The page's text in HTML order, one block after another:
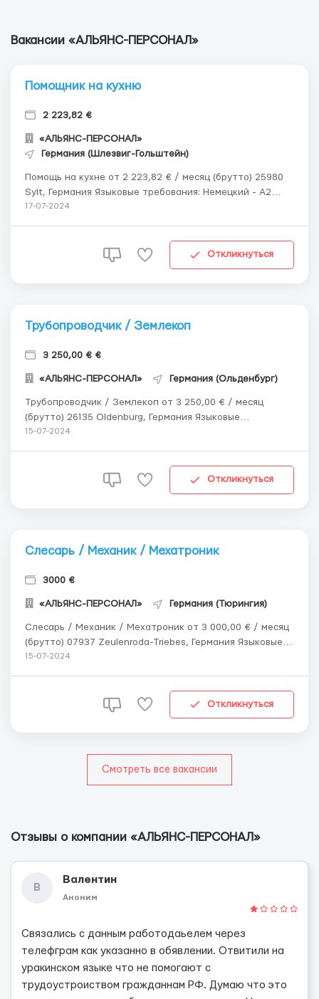
Вакансии «АЛЬЯНС-ПЕРСОНАЛ»
Помощник на кухню
2 223,82 €
«АЛЬЯНС-ПЕРСОНАЛ»
Германия (Шлезвиг-Гольштейн)
Помощь на кухне от 2 223,82 € / месяц (брутто) 25980
Sylt, Германия Языковые требования: Немецкий - A2
Описание: Для нашего отельного комплекса BSW-
обязанности 🍽️ Подготовка...
17-07-2024
Откликнуться
Трубопроводчик / Землекоп
3 250,00 € €
«АЛЬЯНС-ПЕРСОНАЛ» Германия (Ольденбург)
Трубопроводчик / Землекоп от 3 250,00 € / месяц
(брутто) 26135 Oldenburg, Германия Языковые
требования: Немецкий - A2 или Английский - A2
трубопроводов, мы ищем опытных и ква...
15-07-2024
Откликнуться
Слесарь / Механик / Мехатроник
3000 €
«АЛЬЯНС-ПЕРСОНАЛ» Германия (Тюрингия)
Слесарь / Механик / Мехатроник от 3 000,00 € / месяц
(брутто) 07937 Zeulenroda-Triebes, Германия Языковые
требования: Немецкий - B1 Описание: 💼 Обязанности:
неисправностей, уст...
15-07-2024
Откликнуться
Смотреть все вакансии
Отзывы о компании «АЛЬЯНС-ПЕРСОНАЛ»
В
Валентин
Аноним
Связались с данным работодаьелем через
телефграм как указанно в обявлении. Отвитили на
уракинском языке что не помогают с
трудоустроиством гражданнам РФ. Думаю что это